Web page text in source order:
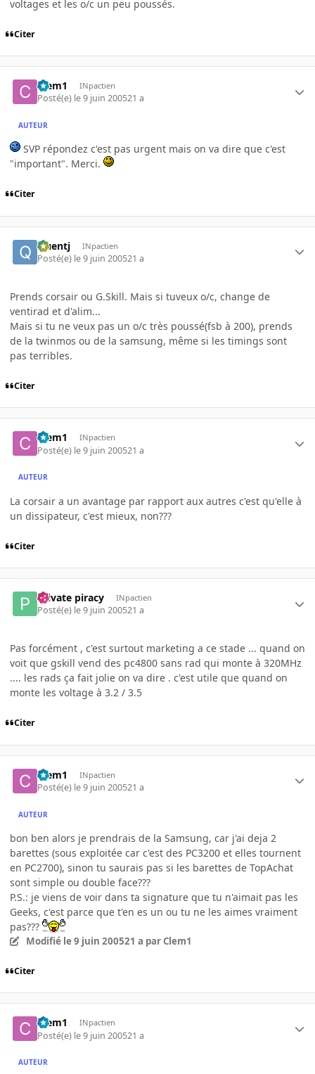
voltages et les o/c un peu poussés.
Citer
Clem1 INpactien
Posté(e) le 9 juin 200521 a
AUTEUR
SVP répondez c'est pas urgent mais on va dire que c'est
"important". Merci.
Citer
Quentj INpactien
Posté(e) le 9 juin 200521 a
Prends corsair ou G.Skill. Mais si tuveux o/c, change de
ventirad et d'alim...
Mais si tu ne veux pas un o/c très poussé(fsb à 200), prends
de la twinmos ou de la samsung, même si les timings sont
pas terribles.
Citer
Clem1 INpactien
Posté(e) le 9 juin 200521 a
AUTEUR
La corsair a un avantage par rapport aux autres c'est qu'elle à
un dissipateur, c'est mieux, non???
Citer
Private piracy INpactien
Posté(e) le 9 juin 200521 a
Pas forcément , c'est surtout marketing a ce stade ... quand on
voit que gskill vend des pc4800 sans rad qui monte à 320MHz
.... les rads ça fait jolie on va dire . c'est utile que quand on
monte les voltage à 3.2 / 3.5
Citer
Clem1 INpactien
Posté(e) le 9 juin 200521 a
AUTEUR
bon ben alors je prendrais de la Samsung, car j'ai deja 2
barettes (sous exploitée car c'est des PC3200 et elles tournent
en PC2700), sinon tu saurais pas si les barettes de TopAchat
sont simple ou double face???
P.S.: je viens de voir dans ta signature que tu n'aimait pas les
Geeks, c'est parce que t'en es un ou tu ne les aimes vraiment
pas???
Modifié le 9 juin 200521 a par Clem1
Citer
Clem1 INpactien
Posté(e) le 9 juin 200521 a
AUTEUR